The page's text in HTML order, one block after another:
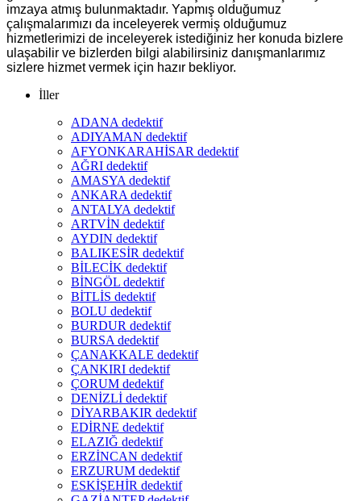
imzaya atmış bulunmaktadır. Yapmış olduğumuz
çalışmalarımızı da inceleyerek vermiş olduğumuz
hizmetlerimizi de inceleyerek istediğiniz her konuda bizlere
ulaşabilir ve bizlerden bilgi alabilirsiniz danışmanlarımız
sizlere hizmet vermek için hazır bekliyor.
İller
ADANA dedektif
ADIYAMAN dedektif
AFYONKARAHİSAR dedektif
AĞRI dedektif
AMASYA dedektif
ANKARA dedektif
ANTALYA dedektif
ARTVİN dedektif
AYDIN dedektif
BALIKESİR dedektif
BİLECİK dedektif
BİNGÖL dedektif
BİTLİS dedektif
BOLU dedektif
BURDUR dedektif
BURSA dedektif
ÇANAKKALE dedektif
ÇANKIRI dedektif
ÇORUM dedektif
DENİZLİ dedektif
DİYARBAKIR dedektif
EDİRNE dedektif
ELAZIĞ dedektif
ERZİNCAN dedektif
ERZURUM dedektif
ESKİŞEHİR dedektif